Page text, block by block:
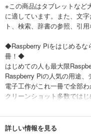
※この商品はタブレットなど
に適しています。また、文
ト、検索、辞書の参照、引
◆Raspberry Piをはじめるな
冊！◆
はじめての人も最大限
Raspberry Piの人気の用途、
電子工作がこれ一冊で全部
クリーンショット多数では
詳しい情報を見る